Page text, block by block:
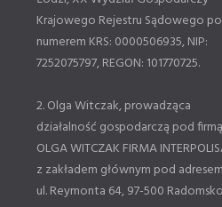
Krajowego Rejestru Sądowego
numerem KRS: 0000506935, NIP:
7252075797, REGON: 101770725.
2. Olga Witczak, prowadząca
działalność gospodarczą pod firmą
OLGA WITCZAK FIRMA
z zakładem głównym pod
ul. Reymonta 64, 97-500